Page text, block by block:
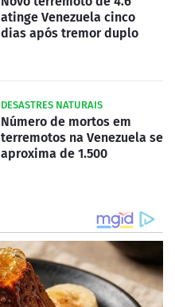
atinge Venezuela cinco
dias após tremor duplo
DESASTRES NATURAIS
Número de mortos em
terremotos na Venezuela se
aproxima de 1.500